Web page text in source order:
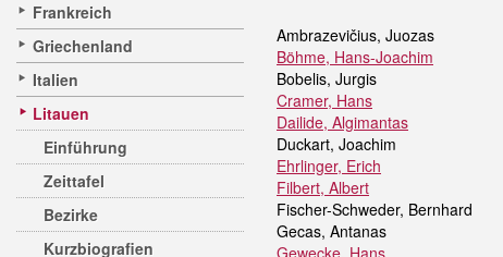
Frankreich
Griechenland
Italien
Litauen
Einführung
Zeittafel
Bezirke
Kurzbiografien
Ambrazevičius, Juozas
Böhme, Hans-Joachim
Bobelis, Jurgis
Cramer, Hans
Dailide, Algimantas
Duckart, Joachim
Ehrlinger, Erich
Filbert, Albert
Fischer-Schweder, Bernhard
Gecas, Antanas
Gewecke, Hans